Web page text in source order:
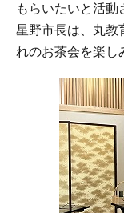
もらいたいと活動
星野市長は、丸教
れのお茶会を楽し